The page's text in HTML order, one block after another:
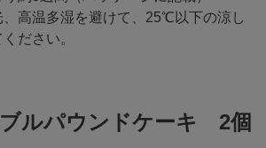
高温多湿を避けて、25℃以下の涼し
ださい。
ルパウンドケーキ 2個